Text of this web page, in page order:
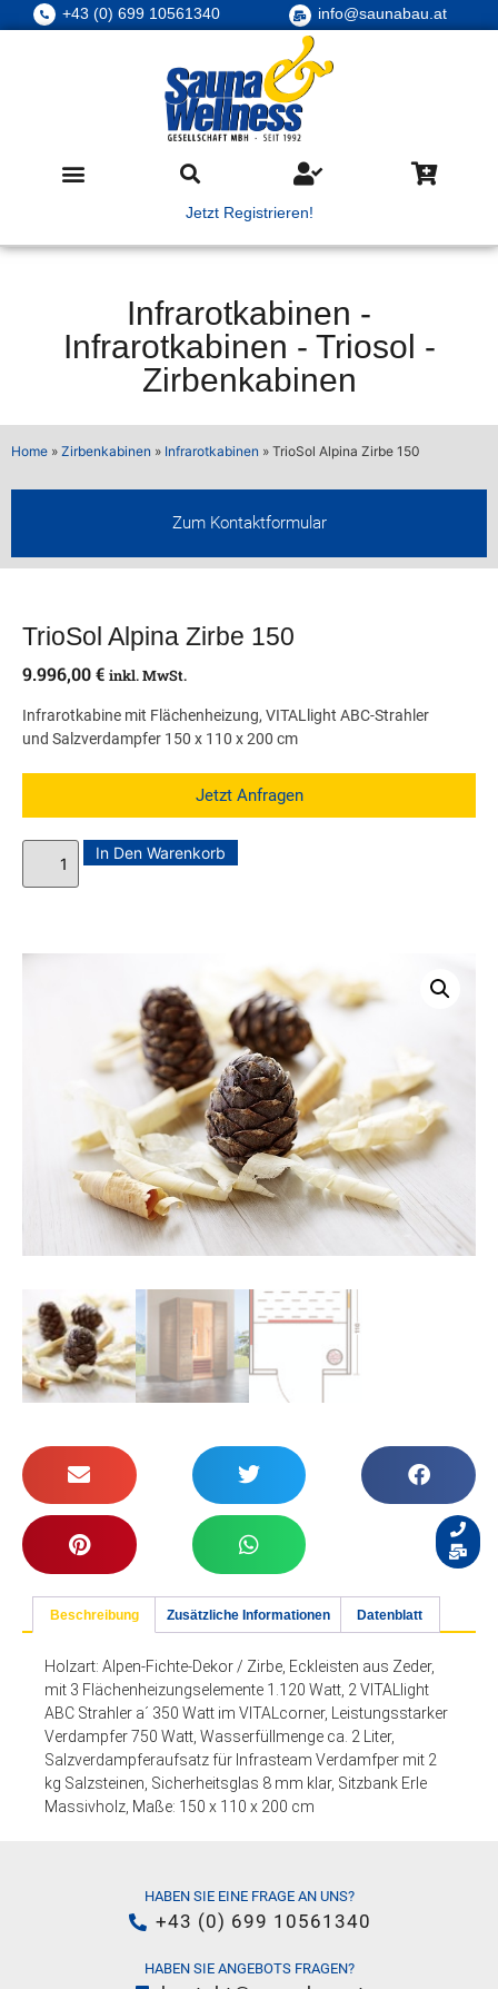
+43 (0) 699 10561340 info@saunabau.at
Jetzt Registrieren!
Infrarotkabinen -
Infrarotkabinen - Triosol -
Zirbenkabinen
Home » Zirbenkabinen » Infrarotkabinen » TrioSol Alpina Zirbe 150
Zum Kontaktformular
TrioSol Alpina Zirbe 150
9.996,00€ inkl. MwSt.
Infrarotkabine mit Flächenheizung, VITALlight ABC-Strahler
und Salzverdampfer 150 x 110 x 200 cm
Jetzt Anfragen
In Den Warenkorb
Beschreibung Zusätzliche Informationen Datenblatt
Holzart: Alpen-Fichte-Dekor / Zirbe, Eckleisten aus Zeder,
mit 3 Flächenheizungselemente 1.120 Watt, 2 VITALlight
ABC Strahler a´ 350 Watt im VITALcorner, Leistungsstarker
Verdampfer 750 Watt, Wasserfüllmenge ca. 2 Liter,
Salzverdampferaufsatz für Infrasteam Verdamfper mit 2
kg Salzsteinen, Sicherheitsglas 8 mm klar, Sitzbank Erle
Massivholz, Maße: 150 x 110 x 200 cm
HABEN SIE EINE FRAGE AN UNS?
+43 (0) 699 10561340
HABEN SIE ANGEBOTS FRAGEN?